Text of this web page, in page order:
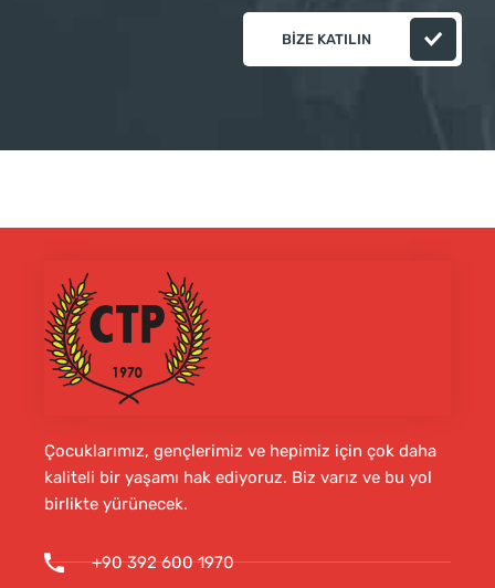
BIZE KATILIN
Çocuklarımız, gençlerimiz ve hepimiz için çok daha
kaliteli bir yaşamı hak ediyoruz. Biz varız ve bu yol
birlikte yürünecek.
+90 392 600 1970